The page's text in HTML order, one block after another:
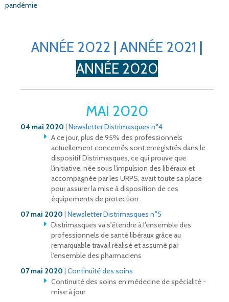
pandémie
ANNÉE 2022 | ANNÉE 2021 |
ANNÉE 2020
MAI 2020
04 mai 2020 | Newsletter Distrimasques n°4
A ce jour, plus de 95% des professionnels
actuellement concernés sont enregistrés dans le
dispositif Distrimasques, ce qui prouve que
l'initiative, née sous l'impulsion des libéraux et
accompagnée par les URPS, avait toute sa place
pour assurer la mise à disposition de ces
équipements de protection.
07 mai 2020 | Newsletter Distrimasques n°5
Distrimasques va s'étendre à l'ensemble des
professionnels de santé libéraux grâce au
remarquable travail réalisé et assumé par
l'ensemble des pharmaciens
07 mai 2020 | Continuité des soins
Continuité des soins en médecine de spécialité -
mise à jour